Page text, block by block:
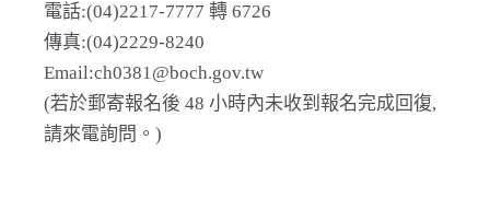
電話:(04)2217-7777 轉 6726
傳真:(04)2229-8240
Email:ch0381@boch.gov.tw
(若於郵寄報名後 48 小時內未收到報名完成回復,
請來電詢問。)